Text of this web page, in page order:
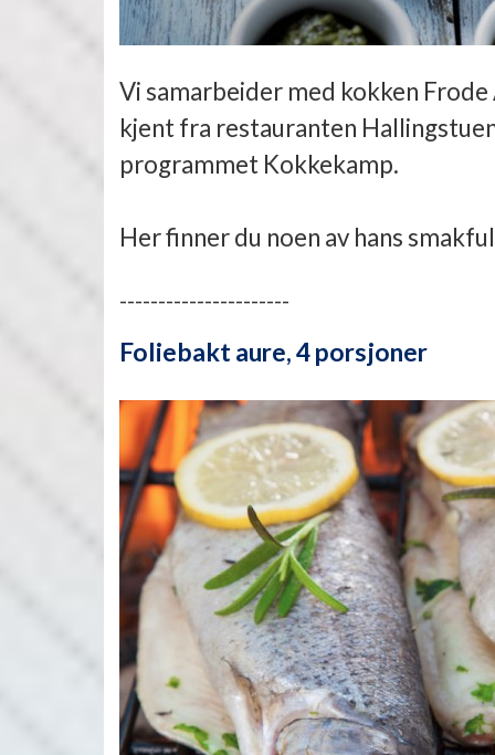
Vi samarbeider med kokken
kjent fra restauranten
programmet Kokkekamp.
Her finner du noen av hans
----------------------
Foliebakt aure, 4 porsjoner